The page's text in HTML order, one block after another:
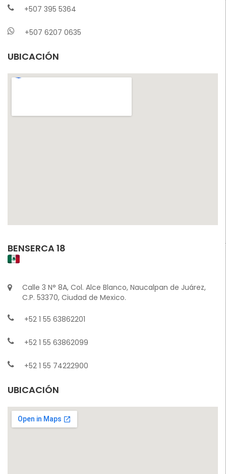
+507 395 5364
+507 6207 0635
UBICACIÓN
BENSERCA 18
Calle 3 N° 8A, Col. Alce Blanco, Naucalpan de Juárez,
C.P. 53370, Ciudad de Mexico.
+52 1 55 63862201
+52 1 55 63862099
+52 1 55 74222900
UBICACIÓN